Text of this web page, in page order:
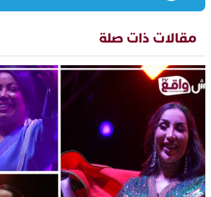
مقالات ذات صلة